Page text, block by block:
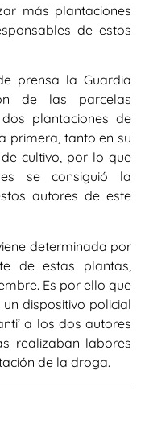
más plantaciones
de estos
prensa la Guardia
de las parcelas
plantaciones de
primera, tanto en su
cultivo, por lo que
se consiguió la
autores de este
determinada por
de estas plantas,
Es por ello que
dispositivo policial
a los dos autores
realizaban labores
de la droga.